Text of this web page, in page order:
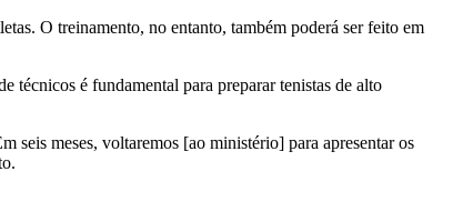
O treinamento, no entanto, também poderá ser feito em
técnicos é fundamental para preparar tenistas de alto
seis meses, voltaremos [ao ministério] para apresentar os